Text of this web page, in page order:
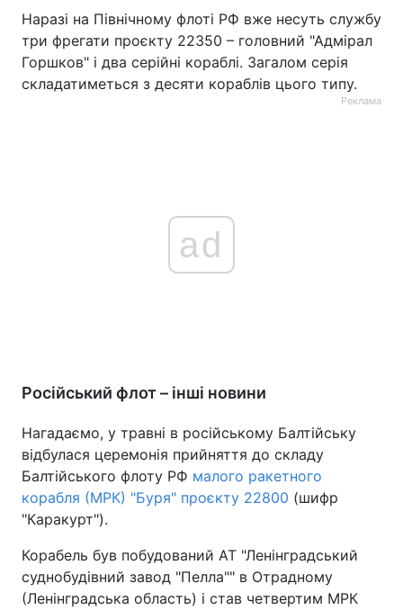
Наразі на Північному флоті РФ вже несуть службу
три фрегати проєкту 22350 – головний "Адмірал
Горшков" і два серійні кораблі. Загалом серія
складатиметься з десяти кораблів цього типу.
Реклама
ad
Російський флот – інші новини
Нагадаємо, у травні в російському Балтійську
відбулася церемонія прийняття до складу
Балтійського флоту РФ малого ракетного
корабля (МРК) "Буря" проєкту 22800 (шифр
"Каракурт").
Корабель був побудований АТ "Ленінградський
суднобудівний завод "Пелла"" в Отрадному
(Ленінградська область) і став четвертим МРК